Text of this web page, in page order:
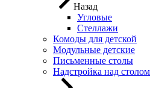
Назад
Угловые
Стеллажи
Комоды для детской
Модульные детские
Письменные столы
Надстройка над столом